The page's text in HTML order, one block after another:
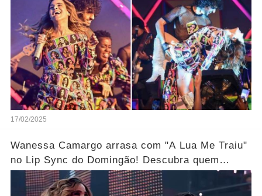
17/02/2025
Wanessa Camargo arrasa com "A Lua Me Traiu"
no Lip Sync do Domingão! Descubra quem
venceu